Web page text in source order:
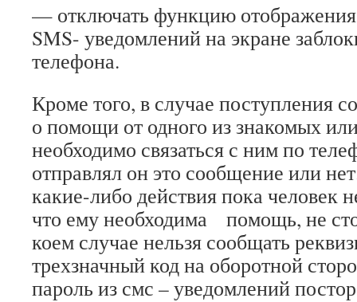
— отключать функцию отображения
SMS- уведомлений на экране
телефона.
Кроме того, в случае поступления
о помощи от одного из знакомых
необходимо связаться с ним по
отправлял он это сообщение или
какие-либо действия пока человек
что ему необходима помощь, не
коем случае нельзя сообщать
трехзначный код на оборотной
пароль из смс – уведомлений